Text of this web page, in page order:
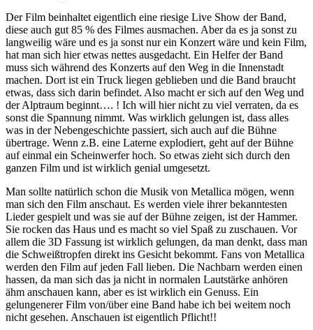
Der Film beinhaltet eigentlich eine riesige Live Show der Band,
diese auch gut 85 % des Filmes ausmachen. Aber da es ja sonst zu
langweilig wäre und es ja sonst nur ein Konzert wäre und kein Film,
hat man sich hier etwas nettes ausgedacht. Ein Helfer der Band
muss sich während des Konzerts auf den Weg in die Innenstadt
machen. Dort ist ein Truck liegen geblieben und die Band braucht
etwas, dass sich darin befindet. Also macht er sich auf den Weg und
der Alptraum beginnt…. ! Ich will hier nicht zu viel verraten, da es
sonst die Spannung nimmt. Was wirklich gelungen ist, dass alles
was in der Nebengeschichte passiert, sich auch auf die Bühne
übertrage. Wenn z.B. eine Laterne explodiert, geht auf der Bühne
auf einmal ein Scheinwerfer hoch. So etwas zieht sich durch den
ganzen Film und ist wirklich genial umgesetzt.
Man sollte natürlich schon die Musik von Metallica mögen, wenn
man sich den Film anschaut. Es werden viele ihrer bekanntesten
Lieder gespielt und was sie auf der Bühne zeigen, ist der Hammer.
Sie rocken das Haus und es macht so viel Spaß zu zuschauen. Vor
allem die 3D Fassung ist wirklich gelungen, da man denkt, dass man
die Schweißtropfen direkt ins Gesicht bekommt. Fans von Metallica
werden den Film auf jeden Fall lieben. Die Nachbarn werden einen
hassen, da man sich das ja nicht in normalen Lautstärke anhören
ähm anschauen kann, aber es ist wirklich ein Genuss. Ein
gelungenerer Film von/über eine Band habe ich bei weitem noch
nicht gesehen. Anschauen ist eigentlich Pflicht!!